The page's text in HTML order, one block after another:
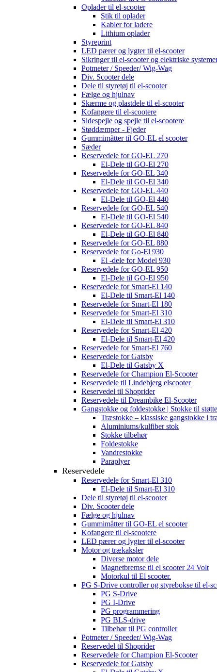
Oplader til el-scooter
Stik til oplader
Kabler for ladere
Lithium oplader
Styreprint
LED pærer og lygter til el-scooter
Sikringer til el-scooter og elektriske
Potmeter / Speeder/ Wig-Wag
Div. Scooter dele
Dele til styretøj til el-scooter
Fælge og hjulnav
Skærme og plastdele til el-scooter
Kofangere til el-scootere
Sidespejle og spejle til el-scootere
Støddæmper - Fjeder
Gummimåtter til GO-EL el scooter
Sæder
Reservedele for GO-EL 270
El-Dele til GO-El 270
Reservedele for GO-EL 340
El-Dele til GO-El 340
Reservedele for GO-EL 440
El-Dele til GO-El 440
Reservedele for GO-EL 540
El-Dele til GO-El 540
Reservedele for GO-EL 840
El-Dele til GO-El 840
Reservedele for GO-EL 880
Reservedele for Go-El 930
El -dele for Model 930
Reservedele for GO-EL 950
El-Dele til GO-El 950
Reservedele for Smart-El 140
El-Dele til Smart-El 140
Reservedele for Smart-El 180
Reservedele for Smart-El 310
El-Dele til Smart-El 310
Reservedele for Smart-El 420
El-Dele til Smart-El 420
Reservedele for Smart-El 760
Reservedele for Gatsby
El-Dele til Gatsby X
Reservedele for Champion El-Scooter
Reservedele til Lindebjerg elscooter
Reservedel til Shoprider
Reservedele til Dreambike El-Scooter
Gangstokke og foldestokke | Stokke til støtte
Træstokke – klassiske gangstokke i
Aluminiums/kulfiber stok
Stokke tilbehør
Foldestokke
Vandrestokke
Paraplyer
Reservedele
Reservedele for Smart-El 310
El-Dele til Smart-El 310
Dele til styretøj til el-scooter
Div. Scooter dele
Fælge og hjulnav
Gummimåtter til GO-EL el scooter
Kofangere til el-scootere
LED pærer og lygter til el-scooter
Motor og trækaksler
Diverse motor dele
Magnetbremse til el scooter 24 Volt
Motorkul til El scooter.
PG S-Drive controller og styrebokse til el-
PG S-Drive
PG I-Drive
PG programmering
PG BLS-drive
Tilbehør til PG controller
Potmeter / Speeder/ Wig-Wag
Reservedel til Shoprider
Reservedele for Champion El-Scooter
Reservedele for Gatsby